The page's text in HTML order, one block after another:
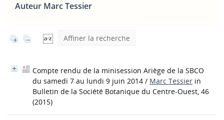
Auteur Marc Tessier
Affiner la recherche
Compte rendu de la minisession Ariège de la SBCO
du samedi 7 au lundi 9 juin 2014 / Marc Tessier in
Bulletin de la Société Botanique du Centre-Ouest, 46
(2015)